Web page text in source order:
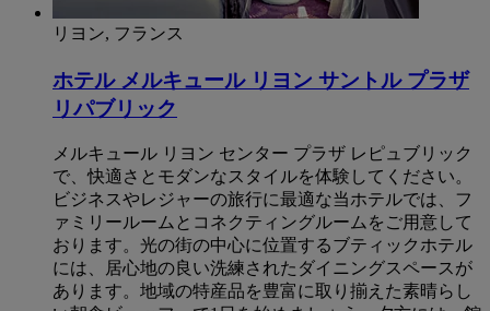
リヨン, フランス
ホテル メルキュール リヨン サントル プラザ
リパブリック
メルキュール リヨン センター プラザ レピュブリック
で、快適さとモダンなスタイルを体験してください。
ビジネスやレジャーの旅行に最適な当ホテルでは、フ
ァミリールームとコネクティングルームをご用意して
おります。光の街の中心に位置するブティックホテル
には、居心地の良い洗練されたダイニングスペースが
あります。地域の特産品を豊富に取り揃えた素晴らし